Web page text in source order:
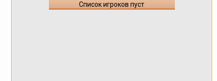
Список игроков пуст